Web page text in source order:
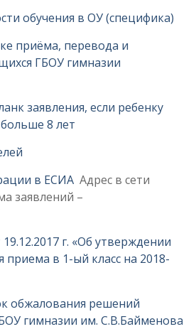
обучения в ОУ (специфика)
приёма, перевода и
ГБОУ гимназии
заявления, если ребенку
8 лет
в ЕСИА Адрес в сети
заявлений –
г. «Об утверждении
приема в 1-ый класс на 2018-
обжалования решений
гимназии им. С.В.Байменова